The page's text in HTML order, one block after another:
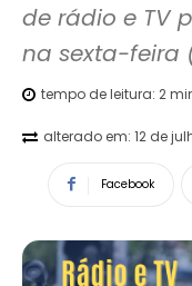
de rádio e TV
na sexta-feira
tempo de leitura: 2
alterado em: 12 de
Facebook